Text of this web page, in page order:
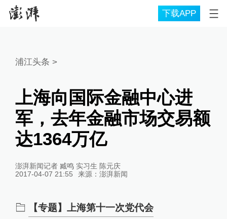
下载APP
浦江头条 >
上海向国际金融中心进
军，去年金融市场交易额
达1364万亿
澎湃新闻记者 臧鸣 实习生 陈元庆
2017-04-07 21:55
来源： 澎湃新闻
【专题】上海第十一次党代会